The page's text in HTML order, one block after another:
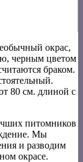
окрас,
черным цветом
браком.
80 см. длиной с
питомников
Мы
и разводим
окрасе.